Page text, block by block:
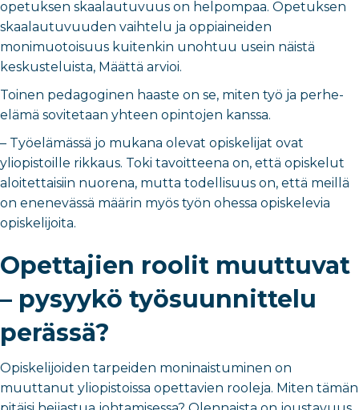
opetuksen skaalautuvuus on helpompaa. Opetuksen
skaalautuvuuden vaihtelu ja oppiaineiden
monimuotoisuus kuitenkin unohtuu usein näistä
keskusteluista, Määttä arvioi.
Toinen pedagoginen haaste on se, miten työ ja perhe-
elämä sovitetaan yhteen opintojen kanssa.
– Työelämässä jo mukana olevat opiskelijat ovat
yliopistoille rikkaus. Toki tavoitteena on, että opiskelut
aloitettaisiin nuorena, mutta todellisuus on, että meillä
on enenevässä määrin myös työn ohessa opiskelevia
opiskelijoita.
Opettajien roolit muuttuvat
– pysyykö työsuunnittelu
perässä?
Opiskelijoiden tarpeiden moninaistuminen on
muuttanut yliopistoissa opettavien rooleja. Miten tämän